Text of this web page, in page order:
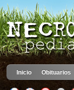
Inicio Obituarios